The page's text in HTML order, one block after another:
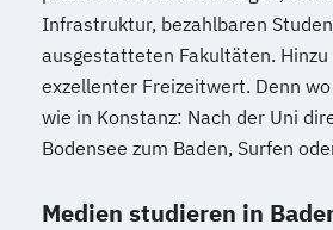
Infrastruktur, bezahlbaren
ausgestatteten Fakultäten.
exzellenter Freizeitwert. Denn
wie in Konstanz: Nach der Uni
Bodensee zum Baden, Surfen
Medien studieren in